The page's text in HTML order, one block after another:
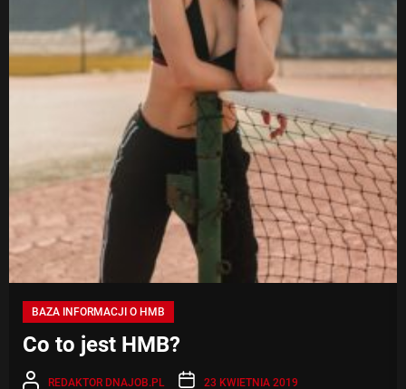
BAZA INFORMACJI O HMB
Co to jest HMB?
REDAKTOR DNAJOB.PL 23 KWIETNIA 2019